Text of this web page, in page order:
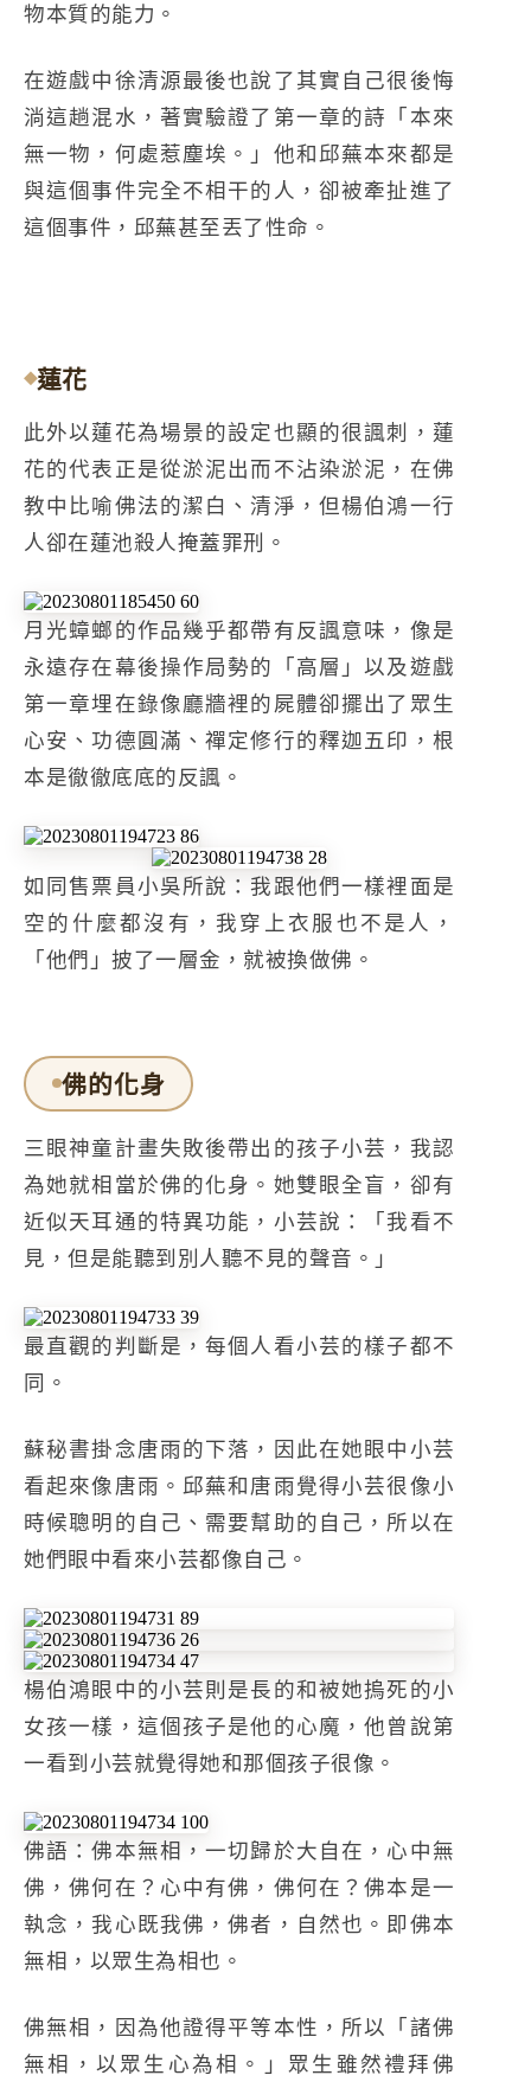
物本質的能力。
在遊戲中徐清源最後也說了其實自己很後悔
淌這趟混水，著實驗證了第一章的詩「本來
無一物，何處惹塵埃。」他和邱蕪本來都是
與這個事件完全不相干的人，卻被牽扯進了
這個事件，邱蕪甚至丟了性命。
蓮花
此外以蓮花為場景的設定也顯的很諷刺，蓮
花的代表正是從淤泥出而不沾染淤泥，在佛
教中比喻佛法的潔白、清淨，但楊伯鴻一行
人卻在蓮池殺人掩蓋罪刑。
月光蟑螂的作品幾乎都帶有反諷意味，像是
永遠存在幕後操作局勢的「高層」以及遊戲
第一章埋在錄像廳牆裡的屍體卻擺出了眾生
心安、功德圓滿、禪定修行的釋迦五印，根
本是徹徹底底的反諷。
如同售票員小吳所說：我跟他們一樣裡面是
空的什麼都沒有，我穿上衣服也不是人，
「他們」披了一層金，就被換做佛。
佛的化身
三眼神童計畫失敗後帶出的孩子小芸，我認
為她就相當於佛的化身。她雙眼全盲，卻有
近似天耳通的特異功能，小芸說：「我看不
見，但是能聽到別人聽不見的聲音。」
最直觀的判斷是，每個人看小芸的樣子都不
同。
蘇秘書掛念唐雨的下落，因此在她眼中小芸
看起來像唐雨。邱蕪和唐雨覺得小芸很像小
時候聰明的自己、需要幫助的自己，所以在
她們眼中看來小芸都像自己。
楊伯鴻眼中的小芸則是長的和被她摀死的小
女孩一樣，這個孩子是他的心魔，他曾說第
一看到小芸就覺得她和那個孩子很像。
佛語：佛本無相，一切歸於大自在，心中無
佛，佛何在？心中有佛，佛何在？佛本是一
執念，我心既我佛，佛者，自然也。即佛本
無相，以眾生為相也。
佛無相，因為他證得平等本性，所以「諸佛
無相，以眾生心為相。」眾生雖然禮拜佛